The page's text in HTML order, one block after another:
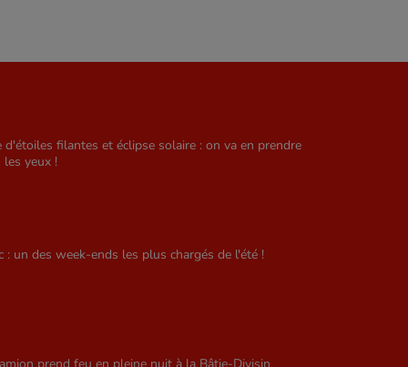
d'étoiles filantes et éclipse solaire : on va en prendre
les yeux !
: un des week-ends les plus chargés de l'été !